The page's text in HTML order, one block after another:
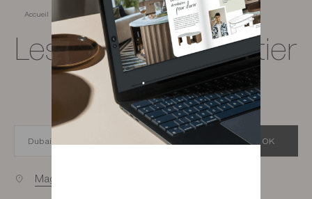
Accueil Magasins de meubles à Dubai
Les magasins Gautier
à Dubai
OK
Magasins proches de vous